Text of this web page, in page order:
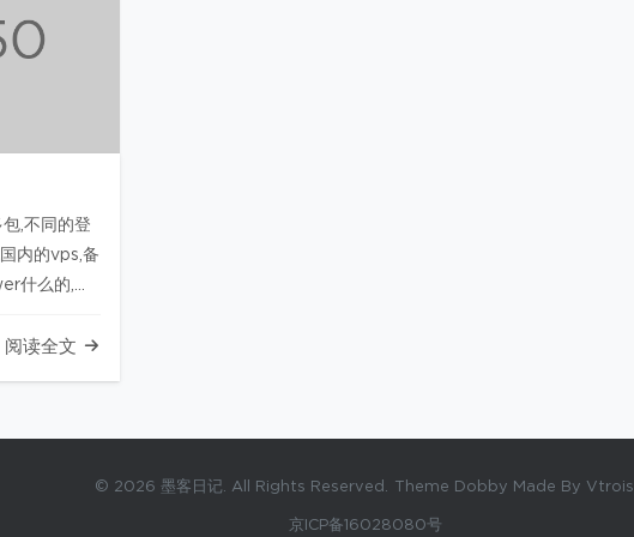
,不同的登
内的vps,备
什么的,学
频, 是每个
阅读全文
© 2026 墨客日记. All Rights Reserved. Theme Dobby Made By
京ICP备16028080号